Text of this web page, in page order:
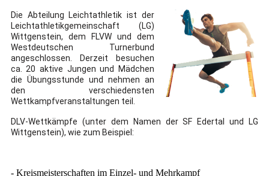
Die Abteilung Leichtathletik ist der
Leichtathletikgemeinschaft (LG)
Wittgenstein, dem FLVW und dem
Westdeutschen Turnerbund
angeschlossen. Derzeit besuchen
ca. 20 aktive Jungen und Mädchen
die Übungsstunde und nehmen an
den verschiedensten
Wettkampfveranstaltungen teil.
DLV-Wettkämpfe (unter dem Namen der SF Edertal und LG
Wittgenstein), wie zum Beispiel:
- Kreismeisterschaften im Einzel- und Mehrkampf